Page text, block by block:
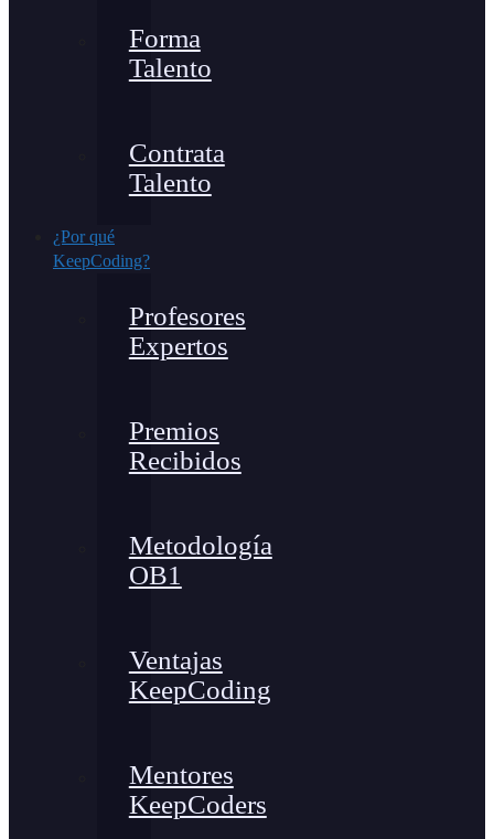
Forma
Talento
Contrata
Talento
¿Por qué
KeepCoding?
Profesores
Expertos
Premios
Recibidos
Metodología
OB1
Ventajas
KeepCoding
Mentores
KeepCoders